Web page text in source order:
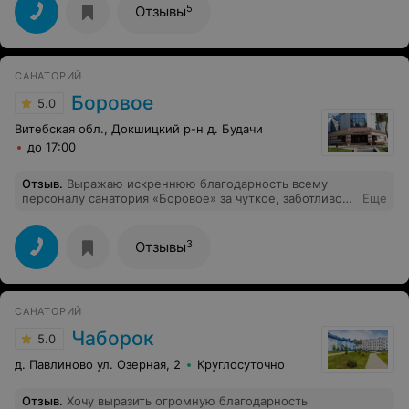
санаторий, так как у дочери бронхиальная астма , а
основной профиль санатория- заболевания органов
дыхания. Второе- удобное месторасположение, легко
добраться. Впечатление о санатории остались
высококвалифицированные медики, хорошое питание.
Спелеотерапия очень помогла моей дочери, состояние
здоровья улучшилось . Рекомендую этот санаторий.
Отзывы5
САНАТОРИЙ
5.0 Боровое
Витебская обл., Докшицкий р-н д. Будачи
до 17:00
Отзыв. Выражаю искреннюю благодарность всему
персоналу санатория «Боровое» за чуткое, заботливое
приготовления пищи, отношение всех работников
санатория. Уезжаем с чувством ностальгии,
постараемся вернуться к вам ещё раз! Всех благ
вашему составу и успехов. С уважением, Адаменко
Л.В.
Еще
Отзывы3
САНАТОРИЙ
5.0 Чаборок
д. Павлиново ул. Озерная, 2 Круглосуточно
Отзыв. Хочу выразить огромную благодарность